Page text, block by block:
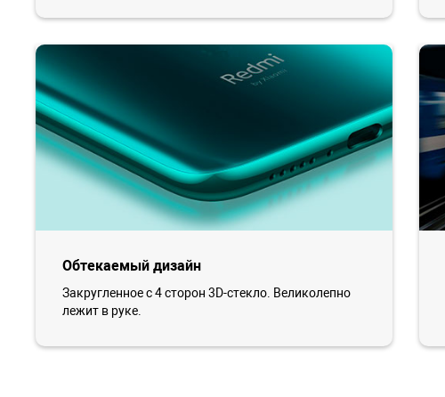
Обтекаемый дизайн
Закругленное с 4 сторон 3D-стекло. Великолепно
лежит в руке.